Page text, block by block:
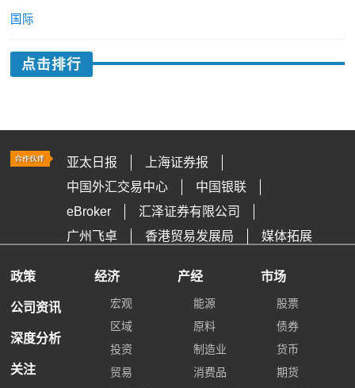
国际
点击排行
亚太日报
上海证券报
中国外汇交易中心
中国银联
eBroker
汇泽证券有限公司
广州飞卓
香港贸易发展局 媒体拓展
政策
公司资讯
深度分析
关注
经济
宏观
区域
投资
贸易
产经
能源
原料
制造业
消费品
市场
股票
债券
货币
期货